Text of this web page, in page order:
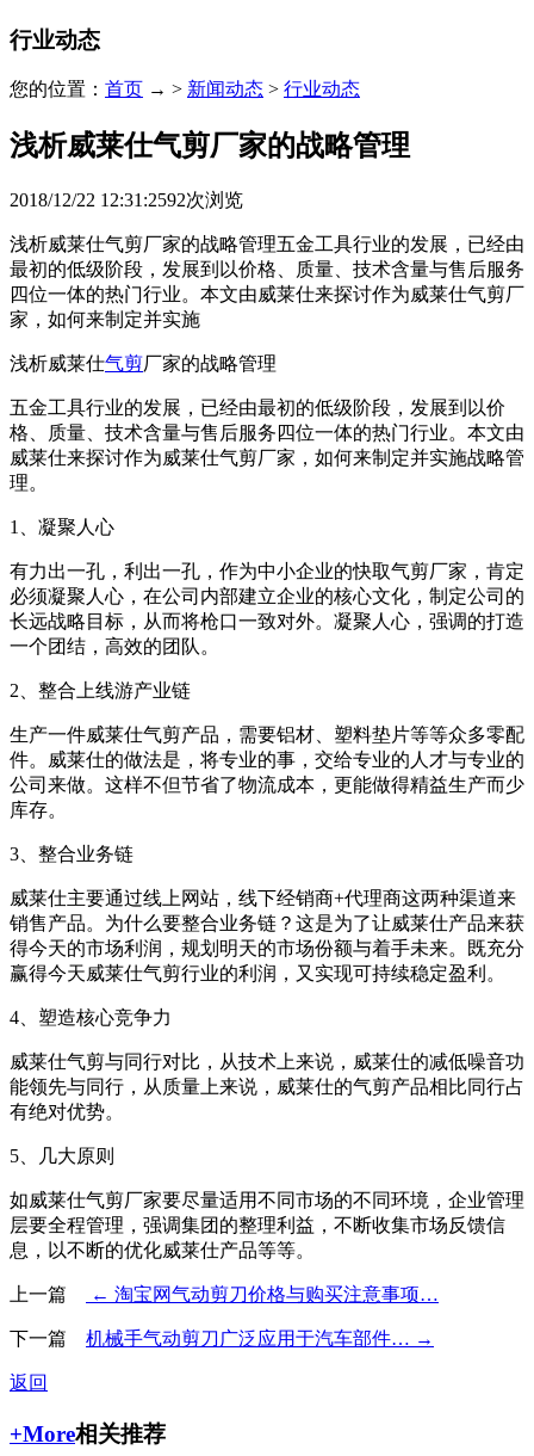
行业动态
您的位置： 首页 → > 新闻动态 > 行业动态
浅析威莱仕气剪厂家的战略管理
2018/12/22 12:31:2592次浏览
浅析威莱仕气剪厂家的战略管理五金工具行业的发展，已经由
最初的低级阶段，发展到以价格、质量、技术含量与售后服务
四位一体的热门行业。本文由威莱仕来探讨作为威莱仕气剪厂
家，如何来制定并实施
浅析威莱仕气剪厂家的战略管理
五金工具行业的发展，已经由最初的低级阶段，发展到以价
格、质量、技术含量与售后服务四位一体的热门行业。本文由
威莱仕来探讨作为威莱仕气剪厂家，如何来制定并实施战略管
理。
1、凝聚人心
有力出一孔，利出一孔，作为中小企业的快取气剪厂家，肯定
必须凝聚人心，在公司内部建立企业的核心文化，制定公司的
长远战略目标，从而将枪口一致对外。凝聚人心，强调的打造
一个团结，高效的团队。
2、整合上线游产业链
生产一件威莱仕气剪产品，需要铝材、塑料垫片等等众多零配
件。威莱仕的做法是，将专业的事，交给专业的人才与专业的
公司来做。这样不但节省了物流成本，更能做得精益生产而少
库存。
3、整合业务链
威莱仕主要通过线上网站，线下经销商+代理商这两种渠道来
销售产品。为什么要整合业务链？这是为了让威莱仕产品来获
得今天的市场利润，规划明天的市场份额与着手未来。既充分
赢得今天威莱仕气剪行业的利润，又实现可持续稳定盈利。
4、塑造核心竞争力
威莱仕气剪与同行对比，从技术上来说，威莱仕的减低噪音功
能领先与同行，从质量上来说，威莱仕的气剪产品相比同行占
有绝对优势。
5、几大原则
如威莱仕气剪厂家要尽量适用不同市场的不同环境，企业管理
层要全程管理，强调集团的整理利益，不断收集市场反馈信
息，以不断的优化威莱仕产品等等。
上一篇 ← 淘宝网气动剪刀价格与购买注意事项…
下一篇 机械手气动剪刀广泛应用于汽车部件… →
返回
+More相关推荐